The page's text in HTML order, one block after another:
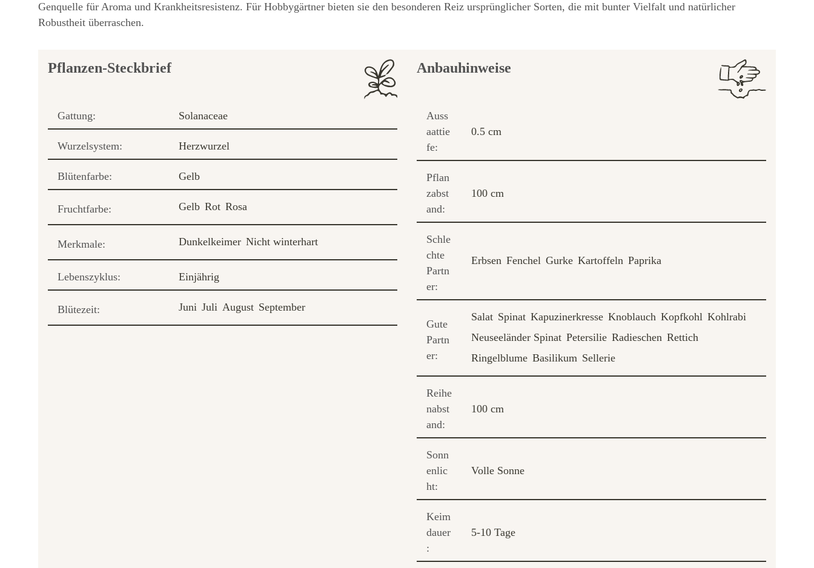
Genquelle für Aroma und Krankheitsresistenz. Für Hobbygärtner bieten sie den besonderen Reiz ursprünglicher Sorten, die mit bunter Vielfalt und natürlicher
Robustheit überraschen.
Pflanzen-Steckbrief
Gattung: Solanaceae
Wurzelsystem: Herzwurzel
Blütenfarbe: Gelb
Fruchtfarbe: Gelb Rot Rosa
Merkmale: Dunkelkeimer Nicht winterhart
Lebenszyklus: Einjährig
Blütezeit: Juni Juli August September
Anbauhinweise
Auss
aattie
fe:
0.5 cm
Pflan
zabst
and:
100 cm
Schle
chte
Partn
er:
Erbsen Fenchel Gurke Kartoffeln Paprika
Gute
Partn
er:
Salat Spinat Kapuzinerkresse Knoblauch Kopfkohl Kohlrabi
Neuseeländer Spinat Petersilie Radieschen Rettich
Ringelblume Basilikum Sellerie
Reihe
nabst
and:
100 cm
Sonn
enlic
ht:
Volle Sonne
Keim
dauer
:
5-10 Tage